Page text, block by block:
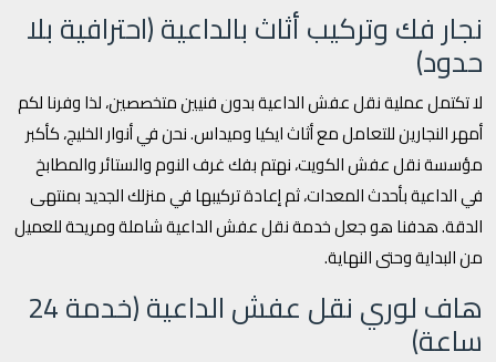
نجار فك وتركيب أثاث بالداعية (احترافية بلا
حدود)
لا تكتمل عملية نقل عفش الداعية بدون فنيين متخصصين، لذا وفرنا لكم
أمهر النجارين للتعامل مع أثاث ايكيا وميداس. نحن في أنوار الخليج، كأكبر
مؤسسة نقل عفش الكويت، نهتم بفك غرف النوم والستائر والمطابخ
في الداعية بأحدث المعدات، ثم إعادة تركيبها في منزلك الجديد بمنتهى
الدقة. هدفنا هو جعل خدمة نقل عفش الداعية شاملة ومريحة للعميل
من البداية وحتى النهاية.
هاف لوري نقل عفش الداعية (خدمة 24
ساعة)